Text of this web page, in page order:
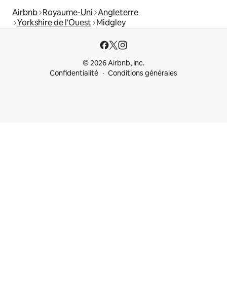
Airbnb Royaume-Uni Angleterre
Yorkshire de l'Ouest Midgley
© 2026 Airbnb, Inc.
Confidentialité
Conditions générales